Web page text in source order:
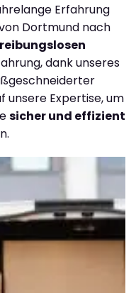
Erfahrung
Dortmund nach
dank unseres
unsere Expertise, um
sicher und effizient